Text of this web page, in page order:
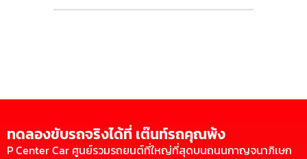
ทดลองขับรถจริงได้ที่ เต๊นท์รถคุณพ้ง
P Center Car ศูนย์รวมรถยนต์ที่ใหญ่ที่สุดบนถนนกาญจนาภิเษก